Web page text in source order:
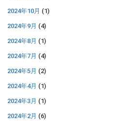
2024年10月 (1)
2024年9月 (4)
2024年8月 (1)
2024年7月 (4)
2024年5月 (2)
2024年4月 (1)
2024年3月 (1)
2024年2月 (6)